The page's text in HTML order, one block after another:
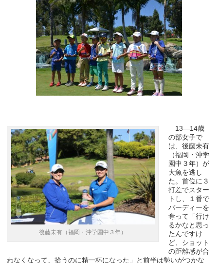
後藤未有（福岡・沖学園中３年）
13―14歳
の部女子で
は、後藤未有
（福岡・沖学
園中３年）が
大魚を逃し
た。首位に３
打差でスター
トし、１番で
バーディーを
奪って「行け
るかなと思っ
たんですけ
ど、ショット
の距離感が合
わなくなって、拾うのに精一杯になった」と前半は勢いがつかな